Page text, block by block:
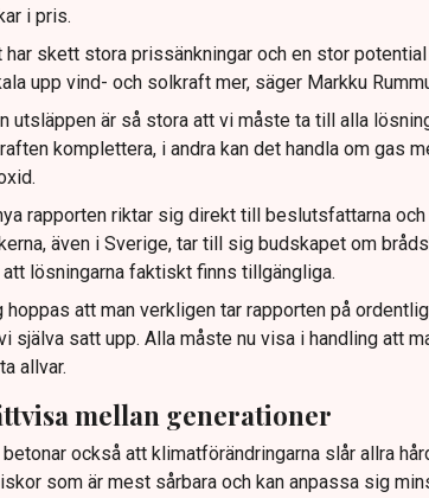
i pris.
har skett stora prissänkningar och en stor
upp vind- och solkraft mer, säger Markku
utsläppen är så stora att vi måste ta till alla
komplettera, i andra kan det handla om gas
rapporten riktar sig direkt till beslutsfattarna
även i Sverige, tar till sig budskapet om
att lösningarna faktiskt finns tillgängliga.
hoppas att man verkligen tar rapporten på
själva satt upp. Alla måste nu visa i handling att
allvar.
mellan generationer
betonar också att klimatförändringarna slår allra
som är mest sårbara och kan anpassa sig